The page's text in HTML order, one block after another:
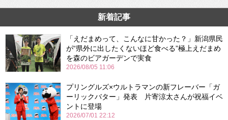
新着記事
「えだまめって、こんなに甘かった？」新潟県民
が“県外に出したくないほど食べる”極上えだまめ
を森のビアガーデンで実食
2026/08/05 11:06
プリングルズ×ウルトラマンの新フレーバー「ガ
ーリックバター」発表 片寄涼太さんが祝福イベ
ントに登場
2026/07/01 22:12